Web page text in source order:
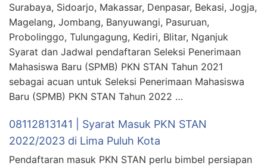
Surabaya, Sidoarjo, Makassar, Denpasar, Bekasi, Jogja,
Magelang, Jombang, Banyuwangi, Pasuruan,
Probolinggo, Tulungagung, Kediri, Blitar, Nganjuk
Syarat dan Jadwal pendaftaran Seleksi Penerimaan
Mahasiswa Baru (SPMB) PKN STAN Tahun 2021
sebagai acuan untuk Seleksi Penerimaan Mahasiswa
Baru (SPMB) PKN STAN Tahun 2022 …
08112813141 | Syarat Masuk PKN STAN
2022/2023 di Lima Puluh Kota
Pendaftaran masuk PKN STAN perlu bimbel persiapan